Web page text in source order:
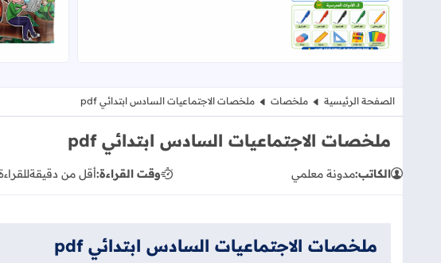
الصفحة الرئيسية ملخصات ملخصات الاجتماعيات السادس ابتدائي pdf
ملخصات الاجتماعيات السادس ابتدائي pdf
الكاتب:مدونة معلمي وقت القراءة:أقل من دقيقة
ملخصات الاجتماعيات السادس ابتدائي pdf